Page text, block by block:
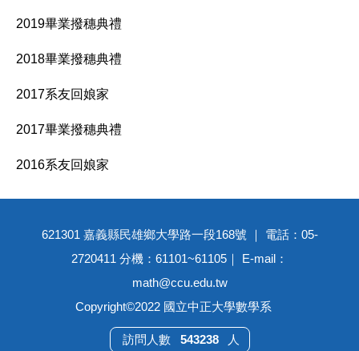
2019畢業撥穗典禮
2018畢業撥穗典禮
2017系友回娘家
2017畢業撥穗典禮
2016系友回娘家
621301 嘉義縣民雄鄉大學路一段168號 ｜ 電話：05-
2720411 分機：61101~61105｜ E-mail：
math@ccu.edu.tw
Copyright©2022 國立中正大學數學系
543238